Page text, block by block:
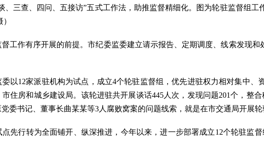
三查、四问、五接访”五式工作法，助推监督精细化。图为轮驻监督组工
作有序开展的前提。市纪委监委建立请示报告、定期调度、线索发现和
12家派驻机构为试点，成立4个轮驻监督组，优先进驻权力相对集中、
住房和城乡建设局。该轮进驻共开展谈话445人次，发现问题201个，整
委书记、董事长曲某某等3人腐败窝案的问题线索，就是在市交通局开展轮
行转为全面铺开、纵深推进，今年以来，进一步部署成立12个轮驻监督